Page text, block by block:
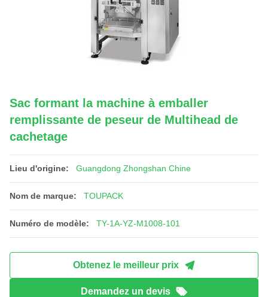
Sac formant la machine à emballer
remplissante de peseur de Multihead de
cachetage
Lieu d'origine: Guangdong Zhongshan Chine
Nom de marque: TOUPACK
Numéro de modèle: TY-1A-YZ-M1008-101
Obtenez le meilleur prix
Demandez un devis